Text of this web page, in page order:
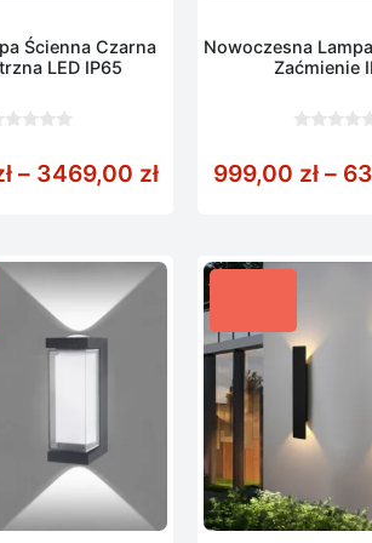
Ścienna Czarna
LED IP65
– 3469,00 złZakres cen: od
Nowoczesna
Zaćmienie
5
999,00 zł –